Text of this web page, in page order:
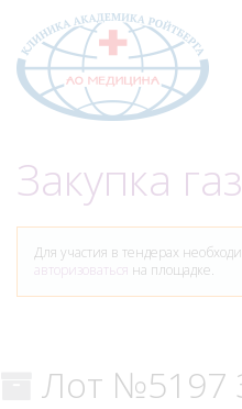
Закупка
Для участия в тендерах
авторизоваться на площадке.
Лот №5197